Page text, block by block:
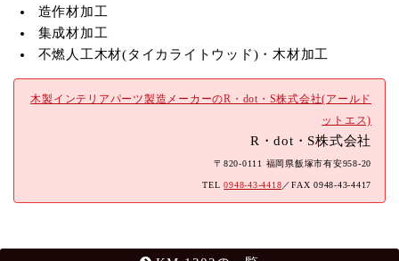
造作材加工
集成材加工
不燃人工木材(タイカライトウッド)・木材加工
木製インテリアパーツ製造メーカーのR・dot・S株式会社(アールド
ットエス)
R・dot・S株式会社
〒820-0111 福岡県飯塚市有安958-20
TEL0948-43-4418／FAX 0948-43-4417